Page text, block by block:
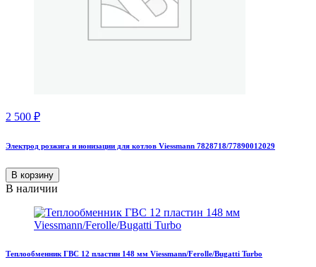
2 500 ₽
Электрод розжига и ионизации для котлов Viessmann 7828718/77890012029
В корзину
В наличии
Теплообменник ГВС 12 пластин 148 мм Viessmann/Ferolle/Bugatti Turbo